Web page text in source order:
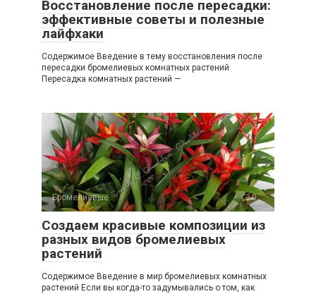
Восстановление после пересадки:
эффективные советы и полезные
лайфхаки
Содержимое Введение в тему восстановления после
пересадки бромелиевых комнатных растений
Пересадка комнатных растений —
Бромелиевые 0
Создаем красивые композиции из
разных видов бромелиевых
растений
Содержимое Введение в мир бромелиевых комнатных
растений Если вы когда-то задумывались о том, как